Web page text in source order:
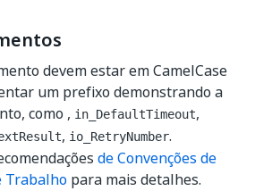
devem estar em CamelCase
um prefixo demonstrando a
como , in_DefaultTimeout,
, io_RetryNumber.
de Convenções de
Trabalho para mais detalhes.